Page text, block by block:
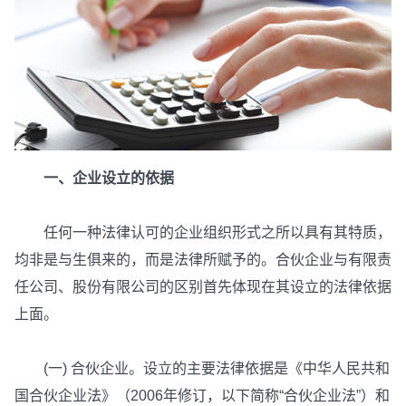
一、企业设立的依据
任何一种法律认可的企业组织形式之所以具有其特质，
均非是与生俱来的，而是法律所赋予的。合伙企业与有限责
任公司、股份有限公司的区别首先体现在其设立的法律依据
上面。
(一) 合伙企业。设立的主要法律依据是《中华人民共和
国合伙企业法》（2006年修订，以下简称“合伙企业法”）和